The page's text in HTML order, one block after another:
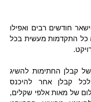
חודשים רבים ואפילו
כל התקדמות מעשית בכל
של קבלן החתימות להשיג
קבלן אחר להיכנס
של מאות אלפי שקלים,